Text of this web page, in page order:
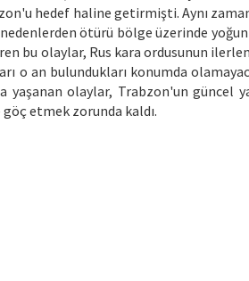
hedef haline getirmişti. Aynı
ötürü bölge üzerinde
bu olaylar, Rus kara ordusunun
o an bulundukları konumda
yaşanan olaylar, Trabzon'un güncel
etmek zorunda kaldı.